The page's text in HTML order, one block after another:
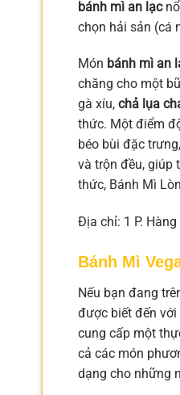
bánh mì an lạc
chọn hải sản (cá
Món bánh mì an
chăng cho một
gà xíu, chả lụa
thức. Một điểm
béo bùi đặc
và trộn đều, giúp
thức, Bánh Mì
Địa chỉ: 1 P.
Bánh Mì
Nếu bạn đang
được biết đến
cung cấp một
cả các món
dạng cho những